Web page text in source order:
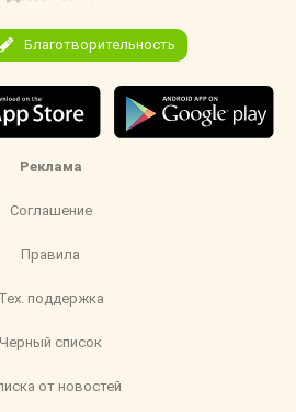
Благотворительность
Реклама
Соглашение
Правила
Тех. поддержка
Черный список
от новостей